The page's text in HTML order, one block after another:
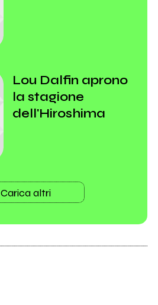
Lou Dalfin aprono
la stagione
dell'Hiroshima
Carica altri